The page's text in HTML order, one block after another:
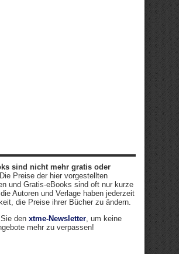
sind nicht mehr gratis oder
Die Preise der hier vorgestellten
und Gratis-eBooks sind oft nur kurze
Autoren und Verlage haben jederzeit
die Preise ihrer Bücher zu ändern.
den xtme-Newsletter, um keine
mehr zu verpassen!